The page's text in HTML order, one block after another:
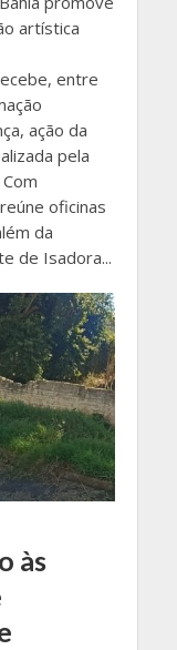
artística
entre
ação da
pela
oficinas
da
de Isadora...
às